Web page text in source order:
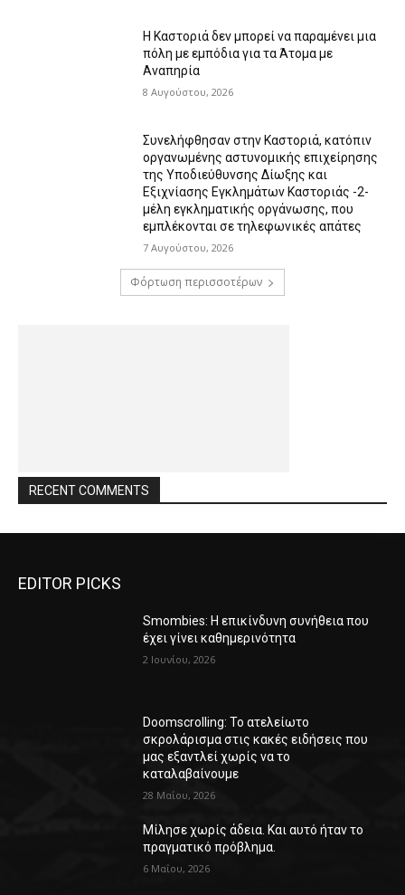
Η Καστοριά δεν μπορεί να παραμένει μια
πόλη με εμπόδια για τα Άτομα με
Αναπηρία
8 Αυγούστου, 2026
Συνελήφθησαν στην Καστοριά, κατόπιν
οργανωμένης αστυνομικής επιχείρησης
της Υποδιεύθυνσης Δίωξης και
Εξιχνίασης Εγκλημάτων Καστοριάς -2-
μέλη εγκληματικής οργάνωσης, που
εμπλέκονται σε τηλεφωνικές απάτες
7 Αυγούστου, 2026
Φόρτωση περισσοτέρων
RECENT COMMENTS
EDITOR PICKS
Smombies: Η επικίνδυνη συνήθεια που
έχει γίνει καθημερινότητα
2 Ιουνίου, 2026
Doomscrolling: Το ατελείωτο
σκρολάρισμα στις κακές ειδήσεις που
μας εξαντλεί χωρίς να το
καταλαβαίνουμε
28 Μαΐου, 2026
Μίλησε χωρίς άδεια. Και αυτό ήταν το
πραγματικό πρόβλημα.
6 Μαΐου, 2026